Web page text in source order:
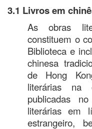
3.1 Livros em
As obras
constituem o
Biblioteca e
chinesa
de Hong
literárias na
publicadas
literárias em
estrangeiro,